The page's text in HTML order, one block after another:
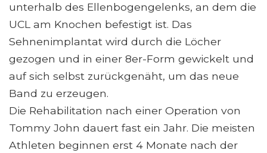
unterhalb des Ellenbogengelenks, an dem die
UCL am Knochen befestigt ist. Das
Sehnenimplantat wird durch die Löcher
gezogen und in einer 8er-Form gewickelt und
auf sich selbst zurückgenäht, um das neue
Band zu erzeugen.
Die Rehabilitation nach einer Operation von
Tommy John dauert fast ein Jahr. Die meisten
Athleten beginnen erst 4 Monate nach der